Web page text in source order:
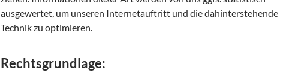
ausgewertet, um unseren Internetauftritt und die dahinterstehende
Technik zu optimieren.
Rechtsgrundlage: